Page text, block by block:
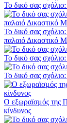
Το δικό σας
Το δικό σας
παλαιό Δικαστικό
Το δικό σας
Το δικό σας
Ο εξωραϊσμός της
κίνδυνος